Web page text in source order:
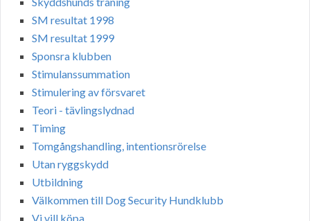
SM resultat 1998
SM resultat 1999
Sponsra klubben
Stimulanssummation
Stimulering av försvaret
Teori - tävlingslydnad
Timing
Tomgångshandling, intentionsrörelse
Utan ryggskydd
Utbildning
Välkommen till Dog Security Hundklubb
Vi vill köpa